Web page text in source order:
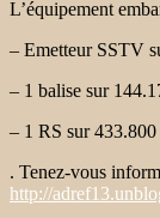
L’équipement
– Emetteur SSTV
– 1 balise sur
– 1 RS sur
. Tenez-vous
http://